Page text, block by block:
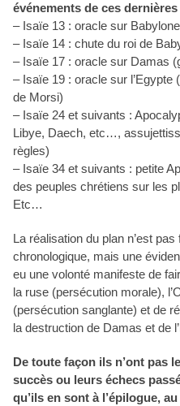
événements de ces dernières
– Isaïe 13 : oracle sur
– Isaïe 14 : chute du roi de
– Isaïe 17 : oracle sur Damas
– Isaïe 19 : oracle sur l’Egypte
de Morsi)
– Isaïe 24 et suivants :
Libye, Daech, etc…,
règles)
– Isaïe 34 et suivants : petite
des peuples chrétiens sur les
Etc…
La réalisation du plan n’est
chronologique, mais une
eu une volonté manifeste de
la ruse (persécution morale),
(persécution sanglante) et de
la destruction de Damas et de
De toute façon ils n’ont pas
succès ou leurs échecs
qu’ils en sont à l’épilogue,